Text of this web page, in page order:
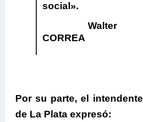
social».
Walter
CORREA
Por su parte, el intendente
de La Plata expresó: